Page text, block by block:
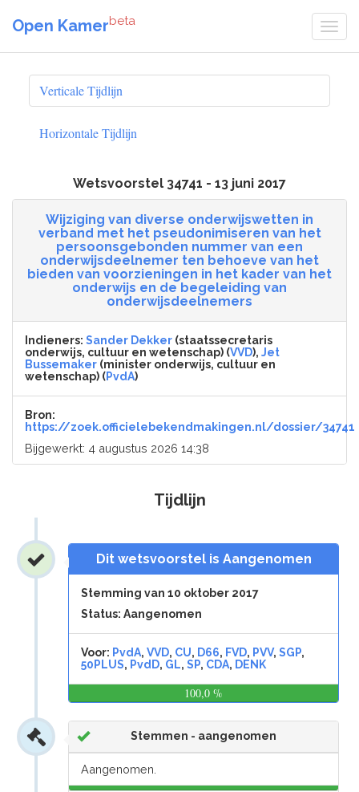
Open Kamerbeta
Verticale Tijdlijn
Horizontale Tijdlijn
Wetsvoorstel 34741 - 13 juni 2017
Wijziging van diverse onderwijswetten in
verband met het pseudonimiseren van het
persoonsgebonden nummer van een
onderwijsdeelnemer ten behoeve van het
bieden van voorzieningen in het kader van het
onderwijs en de begeleiding van
onderwijsdeelnemers
Indieners: Sander Dekker (staatssecretaris
onderwijs, cultuur en wetenschap) (VVD), Jet
Bussemaker (minister onderwijs, cultuur en
wetenschap) (PvdA)
Bron:
https://zoek.officielebekendmakingen.nl/dossier/34741
Bijgewerkt: 4 augustus 2026 14:38
Tijdlijn
Dit wetsvoorstel is Aangenomen
Stemming van 10 oktober 2017
Status: Aangenomen
Voor: PvdA,VVD, CU, D66, FVD, PVV,SGP,
50PLUS, PvdD, GL,SP, CDA, DENK
100,0 %
Stemmen - aangenomen
Aangenomen.